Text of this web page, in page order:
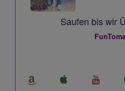
Saufen bis wir